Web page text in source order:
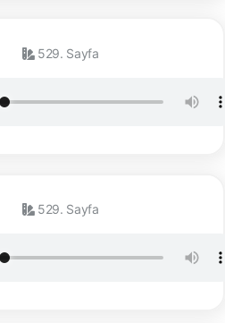
529. Sayfa
529. Sayfa